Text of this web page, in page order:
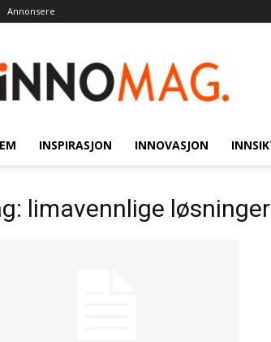
Annonsere
INSPIRASJON INNOVASJON
limavennlige løsninger